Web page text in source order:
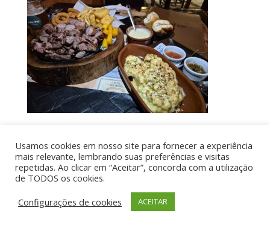
Por aí de Barraca - direitos reservados - Desenvolvido
por UIA WEB
Usamos cookies em nosso site para fornecer a experiência
mais relevante, lembrando suas preferências e visitas
repetidas. Ao clicar em “Aceitar”, concorda com a utilização
de TODOS os cookies.
Configurações de cookies
ACEITAR